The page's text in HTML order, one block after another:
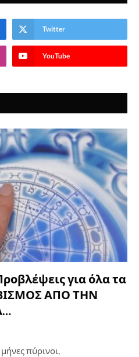
Twitter
YouTube
για όλα τα
ΑΠΟ ΤΗΝ
πύρινοι,